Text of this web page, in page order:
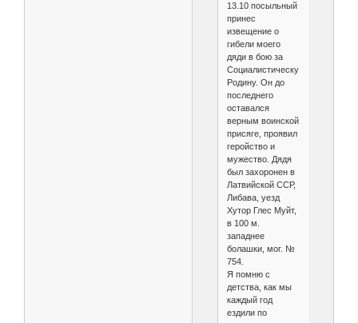
13.10 посыльный
принес
извещение о
гибели моего
дяди в бою за
Социалистическую
Родину. Он до
последнего
оставался
верным воинской
присяге, проявил
геройство и
мужество. Дядя
был захоронен в
Латвийской ССР,
Либава, уезд
Хутор Глес Муйт,
в 100 м.
западнее
болашки, мог. №
754.
Я помню с
детства, как мы
каждый год
ездили по